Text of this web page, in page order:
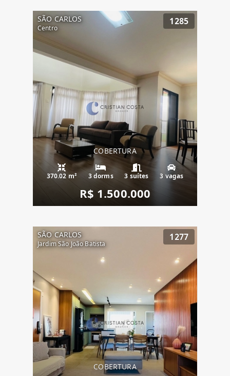
SÃO CARLOS
Centro
1285
COBERTURA
370.02 m² 3 dorms 3 suítes 3 vagas
R$ 1.500.000
SÃO CARLOS
Jardim São João Batista
1277
COBERTURA